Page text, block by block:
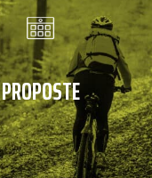
PROPOSTE